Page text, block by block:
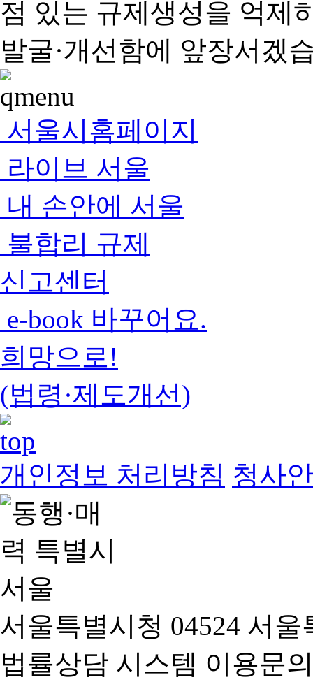
점 있는 규제생성을 억제
발굴·개선함에 앞장서겠
서울시홈페이지
라이브 서울
내 손안에 서울
불합리 규제
신고센터
e-book 바꾸어요.
희망으로!
(법령·제도개선)
개인정보 처리방침 청사
서울특별시청 04524 서
법률상담 시스템 이용문